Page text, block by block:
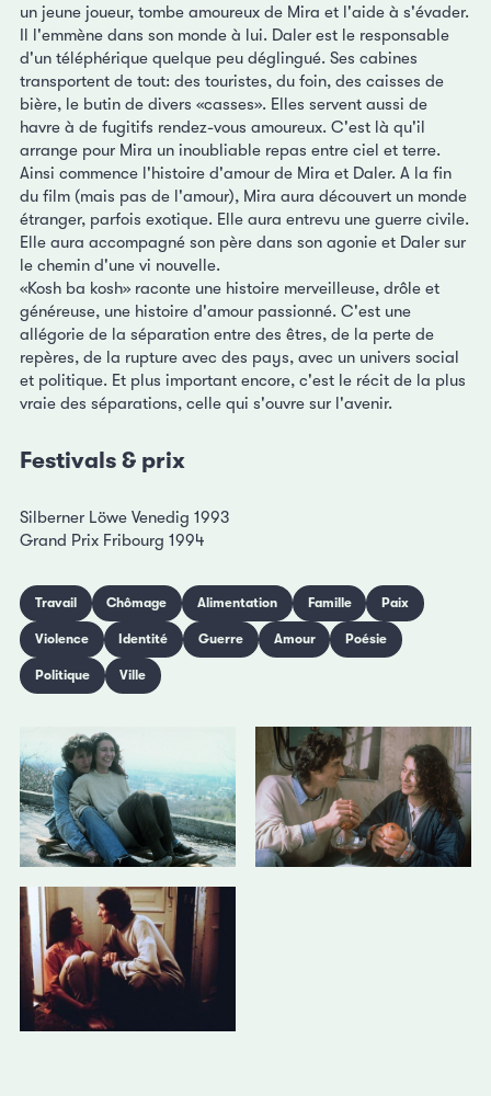
un jeune joueur, tombe amoureux de Mira et l'aide à s'évader.
Il l'emmène dans son monde à lui. Daler est le responsable
d'un téléphérique quelque peu déglingué. Ses cabines
transportent de tout: des touristes, du foin, des caisses de
bière, le butin de divers «casses». Elles servent aussi de
havre à de fugitifs rendez-vous amoureux. C'est là qu'il
arrange pour Mira un inoubliable repas entre ciel et terre.
Ainsi commence l'histoire d'amour de Mira et Daler. A la fin
du film (mais pas de l'amour), Mira aura découvert un monde
étranger, parfois exotique. Elle aura entrevu une guerre civile.
Elle aura accompagné son père dans son agonie et Daler sur
le chemin d'une vi nouvelle.
«Kosh ba kosh» raconte une histoire merveilleuse, drôle et
généreuse, une histoire d'amour passionné. C'est une
allégorie de la séparation entre des êtres, de la perte de
repères, de la rupture avec des pays, avec un univers social
et politique. Et plus important encore, c'est le récit de la plus
vraie des séparations, celle qui s'ouvre sur l'avenir.
Festivals & prix
Silberner Löwe Venedig 1993
Grand Prix Fribourg 1994
Travail Chômage Alimentation Famille Paix
Violence Identité Guerre Amour Poésie
Politique Ville